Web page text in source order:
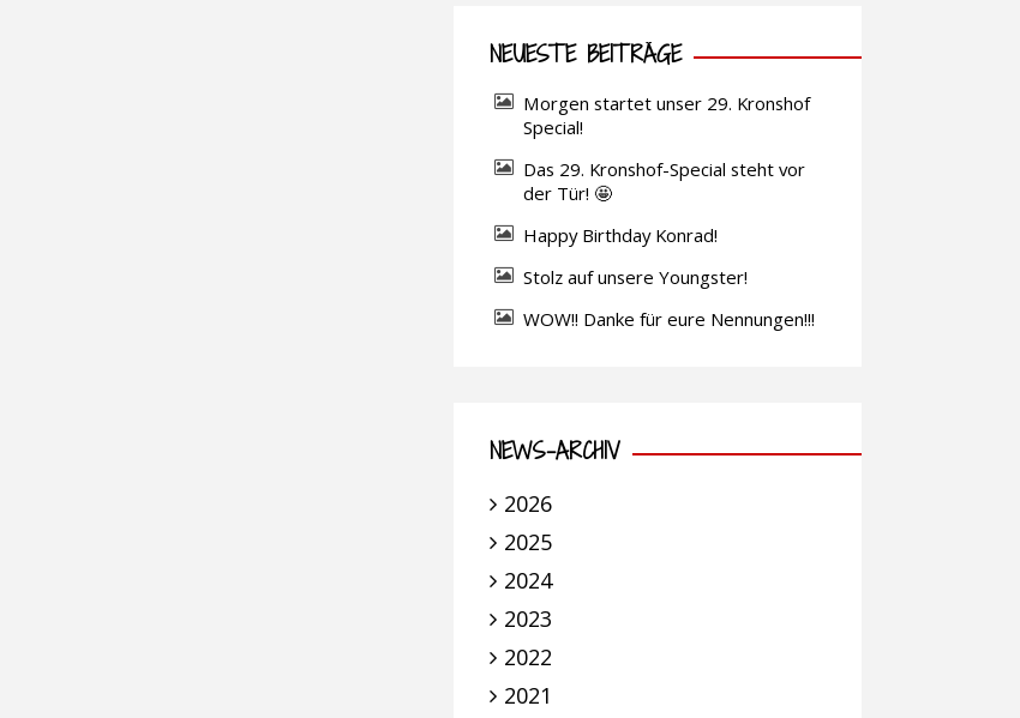
NEUESTE BEITRÄGE
Morgen startet unser 29. Kronshof
Special!
Das 29. Kronshof-Special steht vor
der Tür! 🤩
Happy Birthday Konrad!
Stolz auf unsere Youngster!
WOW!! Danke für eure Nennungen!!!
NEWS-ARCHIV
2026
2025
2024
2023
2022
2021